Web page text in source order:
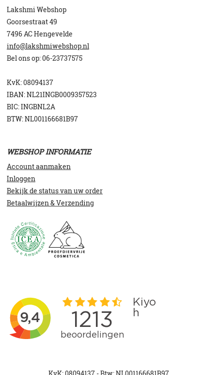
Lakshmi Webshop
Goorsestraat 49
7496 AC Hengevelde
info@lakshmiwebshop.nl
Bel ons op:06-23737575
KvK: 08094137
IBAN: NL21INGB0009357523
BIC: INGBNL2A
BTW: NL001166681B97
WEBSHOP INFORMATIE
Account aanmaken
Inloggen
Bekijk de status van uw order
Betaalwijzen & Verzending